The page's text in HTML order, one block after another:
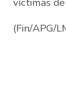
(Fin/APG/